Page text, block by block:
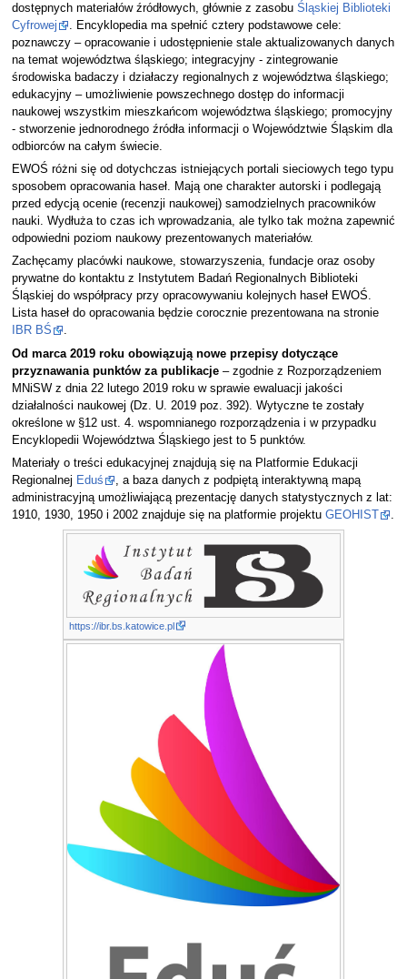
dostępnych materiałów źródłowych, głównie z zasobu Śląskiej Biblioteki
Cyfrowej
. Encyklopedia ma spełnić cztery podstawowe cele:
poznawczy – opracowanie i udostępnienie stale aktualizowanych danych
na temat województwa śląskiego; integracyjny - zintegrowanie
środowiska badaczy i działaczy regionalnych z województwa śląskiego;
edukacyjny – umożliwienie powszechnego dostęp do informacji
naukowej wszystkim mieszkańcom województwa śląskiego; promocyjny
- stworzenie jednorodnego źródła informacji o Województwie Śląskim dla
odbiorców na całym świecie.
EWOŚ różni się od dotychczas istniejących portali sieciowych tego typu
sposobem opracowania haseł. Mają one charakter autorski i podlegają
przed edycją ocenie (recenzji naukowej) samodzielnych pracowników
nauki. Wydłuża to czas ich wprowadzania, ale tylko tak można zapewnić
odpowiedni poziom naukowy prezentowanych materiałów.
Zachęcamy placówki naukowe, stowarzyszenia, fundacje oraz osoby
prywatne do kontaktu z Instytutem Badań Regionalnych Biblioteki
Śląskiej do współpracy przy opracowywaniu kolejnych haseł EWOŚ.
Lista haseł do opracowania będzie corocznie prezentowana na stronie
IBR BŚ
.
Od marca 2019 roku obowiązują nowe przepisy dotyczące
przyznawania punktów za publikacje– zgodnie z Rozporządzeniem
MNiSW z dnia 22 lutego 2019 roku w sprawie ewaluacji jakości
działalności naukowej (Dz. U. 2019 poz. 392). Wytyczne te zostały
określone w §12 ust. 4. wspomnianego rozporządzenia i w przypadku
Encyklopedii Województwa Śląskiego jest to 5 punktów.
Materiały o treści edukacyjnej znajdują się na Platformie Edukacji
Regionalnej Eduś
, a baza danych z podpiętą interaktywną mapą
administracyjną umożliwiającą prezentację danych statystycznych z lat:
1910, 1930, 1950 i 2002 znajduje się na platformie projektu GEOHIST .
https://ibr.bs.katowice.pl